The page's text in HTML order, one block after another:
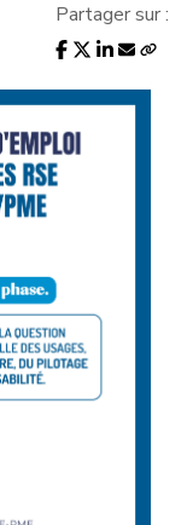
Partager sur :